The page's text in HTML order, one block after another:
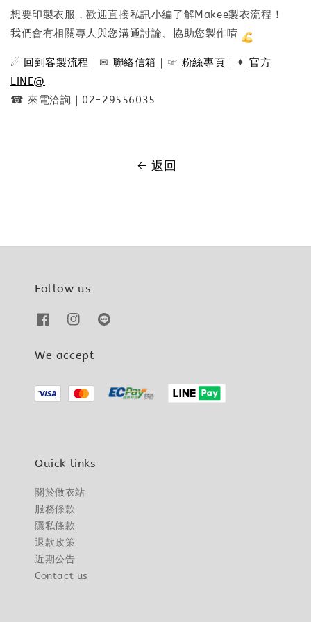
想要印製衣服，歡迎直接私訊小編了解Makee製衣流程！
我們會有相關專人與您溝通討論、協助您製作唷
☄ 回到客製流程 ｜✉ 聯絡信箱 ｜☞ 粉絲專頁 ｜✦官方
LINE@
☎ 來電洽詢｜02-29556035
返回
Follow us
We accept
Quick links
關於做衣站
服務條款
隱私條款
退款政策
近期公告
Contact us